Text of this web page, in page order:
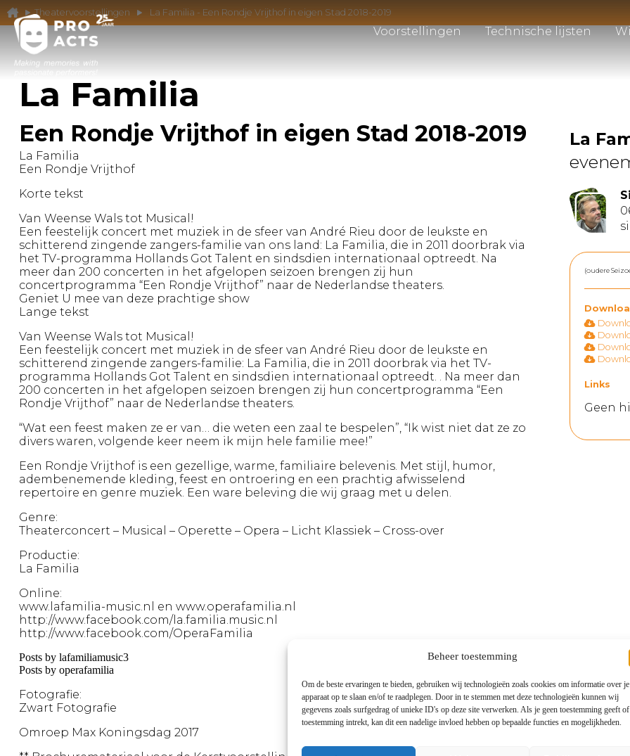
Beheer toestemming
Om de beste ervaringen te bieden, gebruiken wij technologieën zoals cookies om informatie over je
apparaat op te slaan en/of te raadplegen. Door in te stemmen met deze technologieën kunnen wij
gegevens zoals surfgedrag of unieke ID's op deze site verwerken. Als je geen toestemming geeft
toestemming intrekt, kan dit een nadelige invloed hebben op bepaalde functies en mogelijkheden.
Voorstellingen Technische lijsten
Theatervoorstellingen La Familia - Een Rondje Vrijthof in eigen Stad 2018-2019
La Familia
Een Rondje Vrijthof in eigen Stad 2018-2019
La Familia
Een Rondje Vrijthof
Korte tekst
Van Weense Wals tot Musical!
Een feestelijk concert met muziek in de sfeer van André Rieu door de leukste en
schitterend zingende zangers-familie van ons land: La Familia, die in 2011 doorbrak via
het TV-programma Hollands Got Talent en sindsdien internationaal optreedt. Na
meer dan 200 concerten in het afgelopen seizoen brengen zij hun
concertprogramma “Een Rondje Vrijthof” naar de Nederlandse theaters.
Geniet U mee van deze prachtige show
Lange tekst
Van Weense Wals tot Musical!
Een feestelijk concert met muziek in de sfeer van André Rieu door de leukste en
schitterend zingende zangers-familie: La Familia, die in 2011 doorbrak via het TV-
programma Hollands Got Talent en sindsdien internationaal optreedt. . Na meer dan
200 concerten in het afgelopen seizoen brengen zij hun concertprogramma “Een
Rondje Vrijthof” naar de Nederlandse theaters.
“Wat een feest maken ze er van… die weten een zaal te bespelen”, “Ik wist niet dat ze zo
divers waren, volgende keer neem ik mijn hele familie mee!”
Een Rondje Vrijthof is een gezellige, warme, familiaire belevenis. Met stijl, humor,
adembenemende kleding, feest en ontroering en een prachtig afwisselend
repertoire en genre muziek. Een ware beleving die wij graag met u delen.
Genre:
Theaterconcert – Musical – Operette – Opera – Licht Klassiek – Cross-over
Productie:
La Familia
Online:
www.lafamilia-music.nl en www.operafamilia.nl
http://www.facebook.com/la.familia.music.nl
http://www.facebook.com/OperaFamilia
Posts by lafamiliamusic3
Posts by operafamilia
Fotografie:
Zwart Fotografie
Omroep Max Koningsdag 2017
La
(oudere
Links
Geen